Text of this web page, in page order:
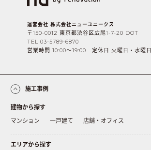
運営会社 株式会社ニューユニークス
〒150-0012 東京都渋谷区広尾1-7-20 DOT
TEL 03-5789-6870
営業時間 10:00〜19:00 定休日 火曜日・水曜日
施工事例
建物から探す
マンション
一戸建て 店舗・オフィス
エリアから探す